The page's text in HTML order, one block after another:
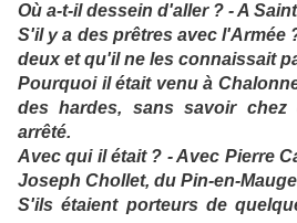
Où a-t-il dessein d'aller ? - A
S'il y a des prêtres avec l'Armée
deux et qu'il ne les connaissait
Pourquoi il était venu à
des hardes, sans savoir
arrêté.
Avec qui il était ? - Avec Pierre
Joseph Chollet, du Pin-en-
S'ils étaient porteurs de